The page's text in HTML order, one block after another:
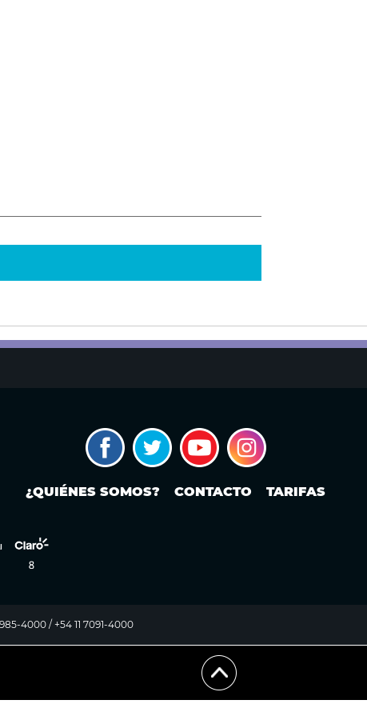
¿QUIÉNES SOMOS? CONTACTO TARIFAS
4000 / +54 11 7091-4000